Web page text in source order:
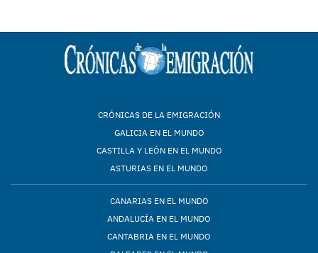
CRÓNICAS DE LA EMIGRACIÓN
GALICIA EN EL MUNDO
CASTILLA Y LEÓN EN EL MUNDO
ASTURIAS EN EL MUNDO
CANARIAS EN EL MUNDO
ANDALUCÍA EN EL MUNDO
CANTABRIA EN EL MUNDO